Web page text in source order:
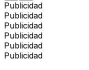
Publicidad
Publicidad
Publicidad
Publicidad
Publicidad
Publicidad